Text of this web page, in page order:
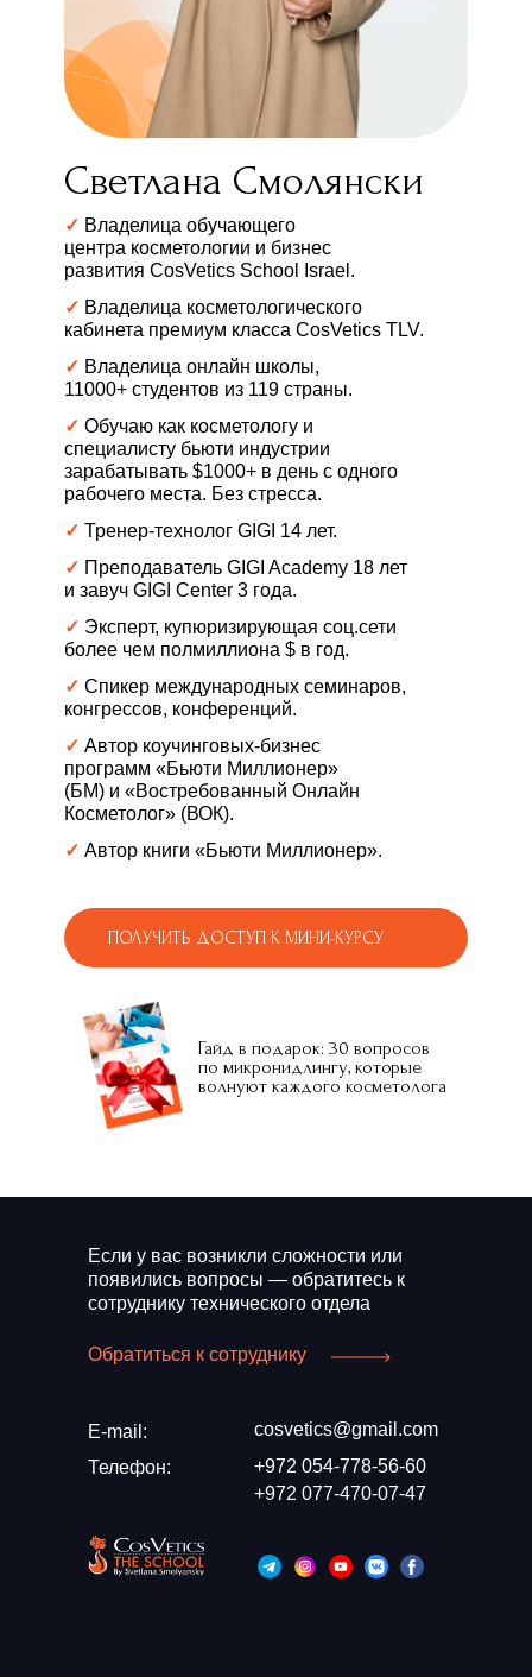
✓ Владелица обучающего
центра косметологии и бизнес
развития CosVetics School Israel.
✓ Владелица косметологического
кабинета премиум класса CosVetics TLV.
✓ Владелица онлайн школы,
11000+ студентов из 119 страны.
✓ Обучаю как косметологу и
специалисту бьюти индустрии
зарабатывать $1000+ в день с одного
рабочего места. Без стресса.
✓ Тренер-технолог GIGI 14 лет.
✓ Преподаватель GIGI Academy 18 лет
и завуч GIGI Center 3 года.
✓ Эксперт, купюризирующая соц.сети
более чем полмиллиона $ в год.
✓ Спикер международных семинаров,
конгрессов, конференций.
Светлана Смолянски
ПОЛУЧИТЬ ДОСТУП К МИНИ-КУРСУ
✓ Автор коучинговых-бизнес
программ «Бьюти Миллионер»
(БМ) и «Востребованный Онлайн
Косметолог» (ВОК).
✓ Автор книги «Бьюти Миллионер».
Гайд в подарок: 30 вопросов
по микронидлингу, которые
волнуют каждого косметолога
Если у вас возникли сложности или
появились вопросы — обратитесь к
сотруднику технического отдела
Обратиться к сотруднику
E-mail:
Телефон:
cosvetics@gmail.com
+972 054-778-56-60
+972 077-470-07-47